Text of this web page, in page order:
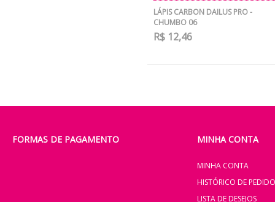
LÁPIS CARBON DAILUS PRO -
CHUMBO 06
R$ 12,46
FORMAS DE PAGAMENTO MINHA CONTA
MINHA CONTA
HISTÓRICO DE
LISTA DE DESEJOS